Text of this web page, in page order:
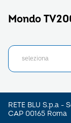
Mondo
RETE BLU S.p.a -
CAP 00165 Roma